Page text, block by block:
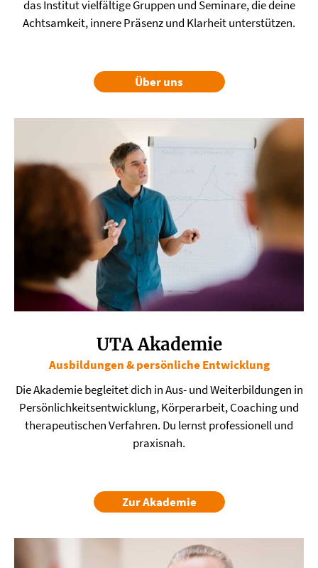
das Institut vielfältige Gruppen und Seminare, die deine
Achtsamkeit, innere Präsenz und Klarheit unterstützen.
Über uns
UTA Akademie
Ausbildungen & persönliche Entwicklung
​Die Akademie begleitet dich in Aus- und Weiterbildungen in
Persönlichkeitsentwicklung, Körperarbeit, Coaching und
therapeutischen Verfahren. Du lernst professionell und
praxisnah.
Zur Akademie